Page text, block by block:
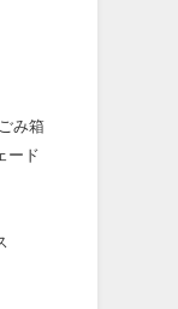
ごみ箱
ード